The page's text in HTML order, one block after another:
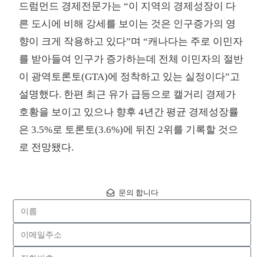
드럼먼드 경제전문가는 “이 지역의 경제성장이 다
른 도시에 비해 강세를 보이는 것은 인구증가의 영
향이 크게 작용하고 있다”며 “캐나다는 주로 이민자
를 받아들여 인구가 증가하는데 전체 이민자의 절반
이 광역토론토(GTA)에 정착하고 있는 실정이다”고
설명했다. 한편 최근 유가 급등으로 캘거리 경제가
호황을 보이고 있으나 향후 4년간 평균 경제성장률
은 3.5%로 토론토(3.6%)에 뒤진 2위를 기록할 것으
로 전망됐다.
문의 합니다